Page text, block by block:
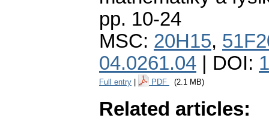
pp. 10-24
MSC: 20H15,
04.0261.04 | DOI:
Full entry PDF (2.1 MB)
Related articles: